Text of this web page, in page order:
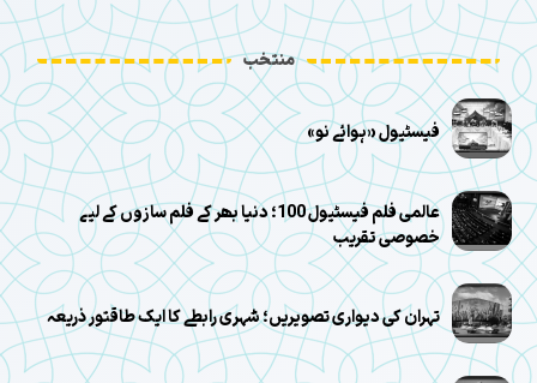
منتخب
فیسٹیول «ہوائے نو»
عالمی فلم فیسٹیول 100؛ دنیا بھر کے فلم سازوں کے لیے
خصوصی تقریب
تہران کی دیواری تصویریں؛ شہری رابطے کا ایک طاقتور ذریعہ